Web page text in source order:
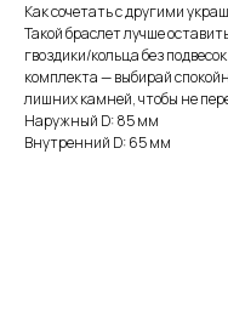
Как сочетать с другими
Такой браслет лучше
гвоздики/кольца без
комплекта — выбирай
лишних камней, чтобы не
Наружный D: 85 мм
Внутренний D: 65 мм